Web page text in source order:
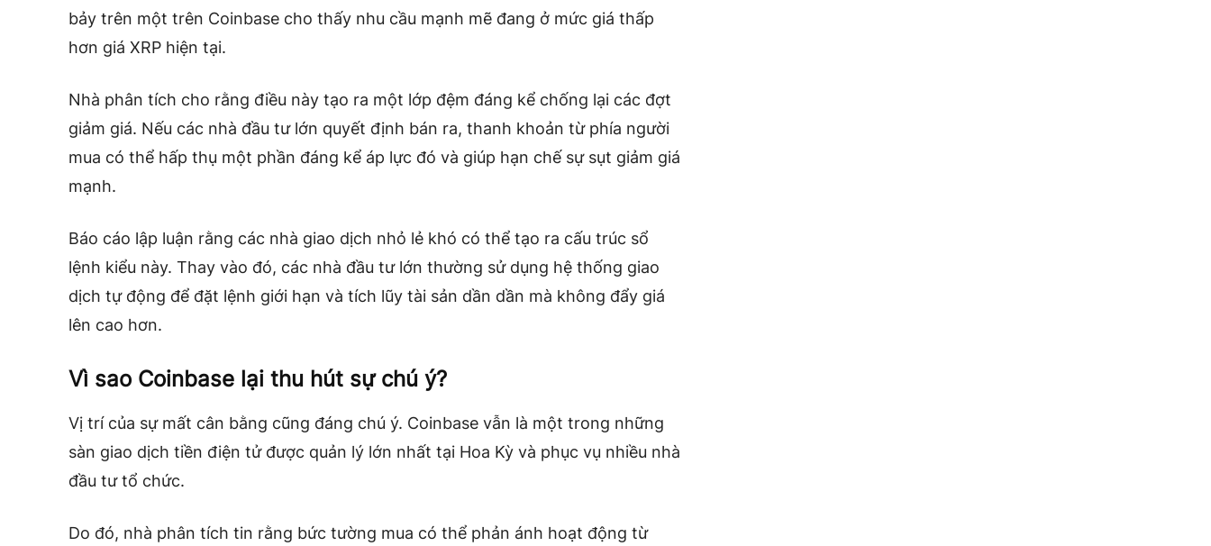
bảy trên một trên Coinbase cho thấy nhu cầu mạnh mẽ đang ở mức giá thấp
hơn giá XRP hiện tại.
Nhà phân tích cho rằng điều này tạo ra một lớp đệm đáng kể chống lại các đợt
giảm giá. Nếu các nhà đầu tư lớn quyết định bán ra, thanh khoản từ phía người
mua có thể hấp thụ một phần đáng kể áp lực đó và giúp hạn chế sự sụt giảm giá
mạnh.
Báo cáo lập luận rằng các nhà giao dịch nhỏ lẻ khó có thể tạo ra cấu trúc sổ
lệnh kiểu này. Thay vào đó, các nhà đầu tư lớn thường sử dụng hệ thống giao
dịch tự động để đặt lệnh giới hạn và tích lũy tài sản dần dần mà không đẩy giá
lên cao hơn.
Vì sao Coinbase lại thu hút sự chú ý?
Vị trí của sự mất cân bằng cũng đáng chú ý. Coinbase vẫn là một trong những
sàn giao dịch tiền điện tử được quản lý lớn nhất tại Hoa Kỳ và phục vụ nhiều nhà
đầu tư tổ chức.
Do đó, nhà phân tích tin rằng bức tường mua có thể phản ánh hoạt động từ